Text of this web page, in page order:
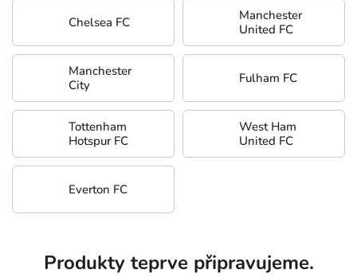
Chelsea FC
Manchester
United FC
Manchester
City
Fulham FC
Tottenham
Hotspur FC
West Ham
United FC
Everton FC
Produkty teprve připravujeme.